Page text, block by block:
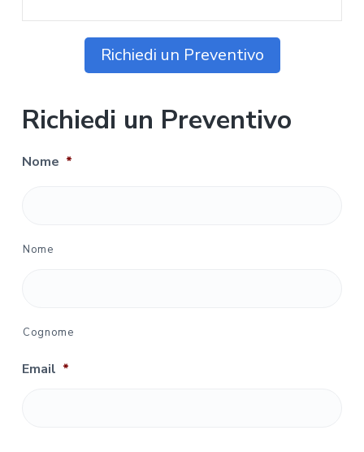
Richiedi un Preventivo
Richiedi un Preventivo
Nome *
Nome
Cognome
Email *